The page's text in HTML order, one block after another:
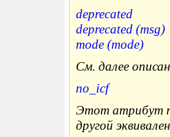
deprecated
deprecated (msg)
mode (mode)
См. далее
no_icf
Этот атрибут
другой